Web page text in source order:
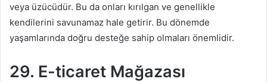
veya üzücüdür. Bu da onları kırılgan ve genellikle
kendilerini savunamaz hale getirir. Bu dönemde
yaşamlarında doğru desteğe sahip olmaları önemlidir.
29. E-ticaret Mağazası